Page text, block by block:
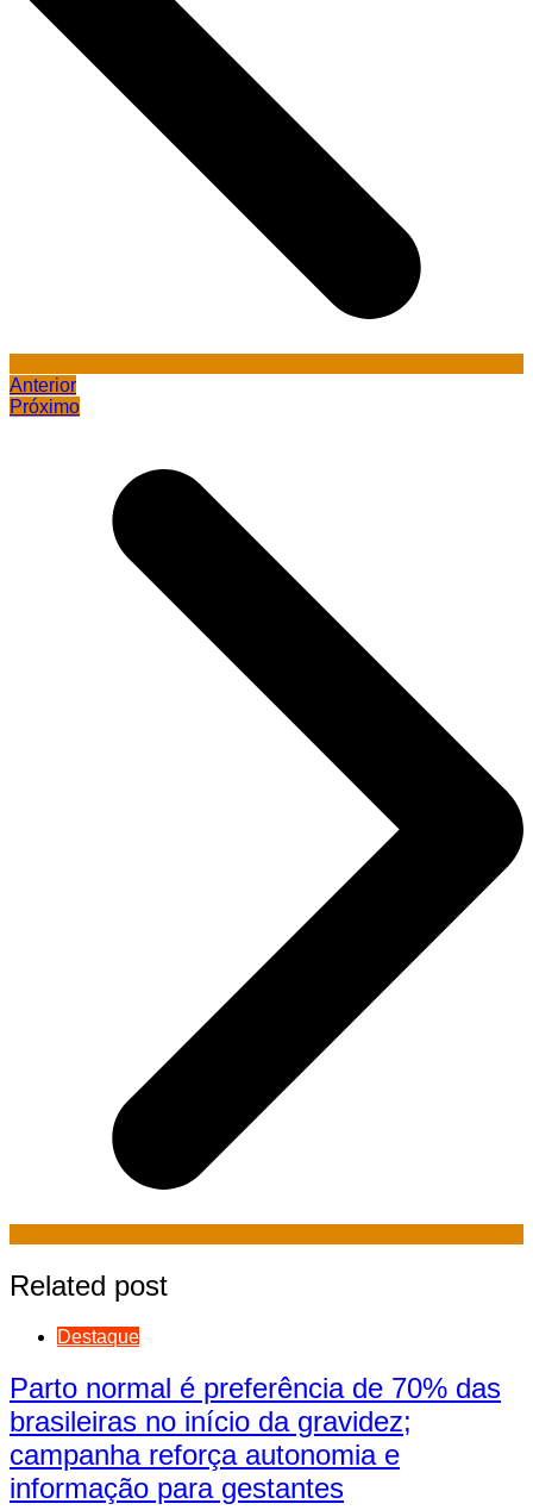
Anterior
Próximo
Related post
Destaque
Parto normal é preferência de 70% das
brasileiras no início da gravidez;
campanha reforça autonomia e
informação para gestantes